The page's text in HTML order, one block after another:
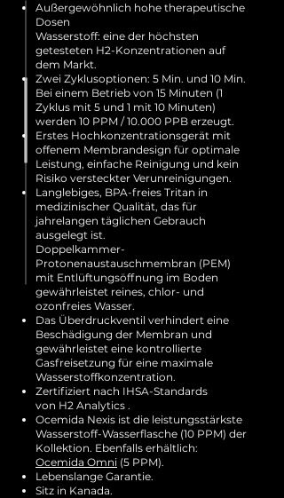
Außergewöhnlich hohe therapeutische
Dosen
Wasserstoff: eine der höchsten
getesteten H2-Konzentrationen auf
dem Markt.
Zwei Zyklusoptionen: 5 Min. und 10 Min.
Bei einem Betrieb von 15 Minuten (1
Zyklus mit 5 und 1 mit 10 Minuten)
werden 10 PPM / 10.000 PPB erzeugt.
Erstes Hochkonzentrationsgerät mit
offenem Membrandesign für optimale
Leistung, einfache Reinigung und kein
Risiko versteckter Verunreinigungen.
Langlebiges, BPA-freies Tritan in
medizinischer Qualität, das für
jahrelangen täglichen Gebrauch
ausgelegt ist.
Doppelkammer-
Protonenaustauschmembran (PEM)
mit Entlüftungsöffnung im Boden
gewährleistet reines, chlor- und
ozonfreies Wasser.
Das Überdruckventil verhindert eine
Beschädigung der Membran und
gewährleistet eine kontrollierte
Gasfreisetzung für eine maximale
Wasserstoffkonzentration.
Zertifiziert nach IHSA-Standards
von H2 Analytics .
Ocemida Nexis ist die leistungsstärkste
Wasserstoff-Wasserflasche (10 PPM) der
Kollektion. Ebenfalls erhältlich:
Ocemida Omni (5 PPM).
Lebenslange Garantie.
Sitz in Kanada.